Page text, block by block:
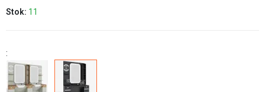
Stok: 11
: